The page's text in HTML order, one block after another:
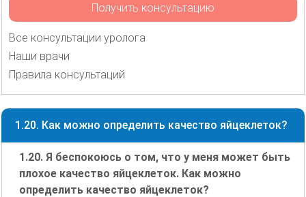
Получить консультацию
Все консультации уролога
Наши врачи
Правила консультаций
1.20. Как можно определить качество яйцеклеток?
1.20. Я беспокоюсь о том, что у меня может быть
плохое качество яйцеклеток. Как можно
определить качество яйцеклеток?